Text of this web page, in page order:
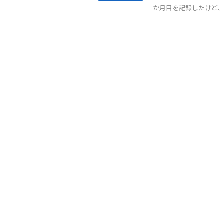
か月目を記録したけど